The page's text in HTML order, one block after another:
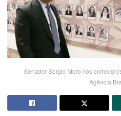
Senador Sergio Moro nos
Agência